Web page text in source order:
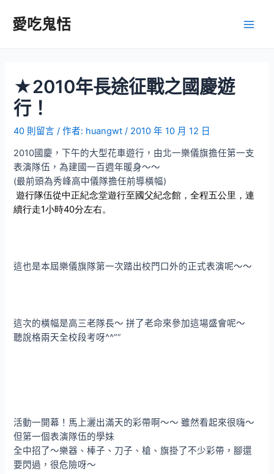
愛吃鬼恬
★2010年長途征戰之國慶遊
行！
40 則留言 / 作者: huangwt/ 2010 年 10 月 12 日
2010國慶，下午的大型花車遊行，由北一樂儀旗擔任第一支
表演隊伍，為建國一百週年暖身～～
(最前頭為秀峰高中儀隊擔任前導橫幅)
遊行隊伍從中正紀念堂遊行至國父紀念館，全程五公里，連
續行走1小時40分左右。
這也是本屆樂儀旗隊第一次踏出校門口外的正式表演呢～～
這次的橫幅是高三老隊長～ 拼了老命來參加這場盛會呢～
聽說格兩天全校段考呀^^””
活動一開幕！馬上灑出滿天的彩帶啊～～ 雖然看起來很嗨～
但第一個表演隊伍的學妹
全中招了～樂器、棒子、刀子、槍、旗掛了不少彩帶，腳還
要閃過，很危險呀～